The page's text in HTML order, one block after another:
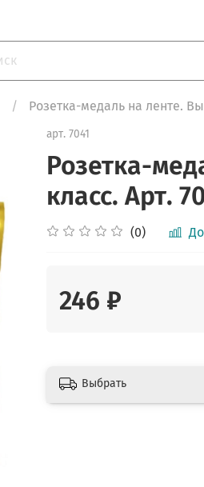
Розетка-медаль на ленте.
арт.7041
Розетка-
класс. Арт.
(0)
246 ₽
Выбрать